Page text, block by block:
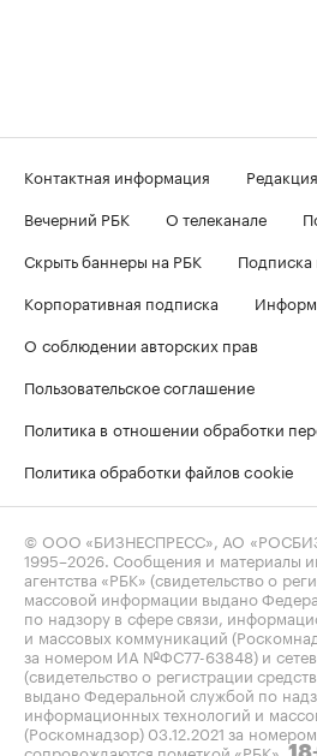
Контактная информация Редакция
Вечерний РБК
О телеканале
Скрыть баннеры на РБК
Подписка
Корпоративная подписка
О соблюдении авторских прав
Пользовательское соглашение
Политика в отношении обработки
Политика обработки файлов cookie
© ООО «БИЗНЕСПРЕСС», АО
1995–2026 . Сообщения и материалы
агентства «РБК» (свидетельство о
массовой информации выдано
по надзору в сфере связи,
и массовых коммуникаций
за номером ИА №ФС77-63848) и
(свидетельство о регистрации
выдано Федеральной службой по
информационных технологий и
(Роскомнадзор) 03.12.2021 за
сопровождаются пометкой «РБК».